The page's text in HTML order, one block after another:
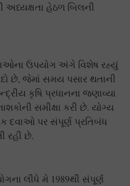
હેઠળ બિલની
ઉપયોગ અંગે વિશેષ રહ્યું
છે, જેમાં સમય પસાર થતાની
કૃષિ પ્રધાનના જણાવ્યા
સમીક્ષા કરી છે. યોગ્ય
દવાઓ પર સંપૂર્ણ પ્રતિબંધ
રહી છે.
લીધે મે 1989થી સંપૂર્ણ